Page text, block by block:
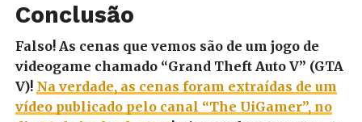
Conclusão
Falso! As cenas que vemos são de um jogo de
videogame chamado “Grand Theft Auto V” (GTA
V)! Na verdade, as cenas foram extraídas de um
vídeo publicado pelo canal “The UiGamer”, no